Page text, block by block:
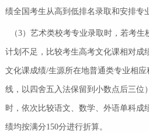
绩全国考生从高到低排名录取和安排专
（3）艺术类校考专业录取时，若考
计划不足，比较考生高考文化课相对成
文化课成绩/生源所在地普通类专业相
线，以四舍五入法保留到小数点后三位
时，依次比较语文、数学、外语单科成
绩均按满分150分进行折算。